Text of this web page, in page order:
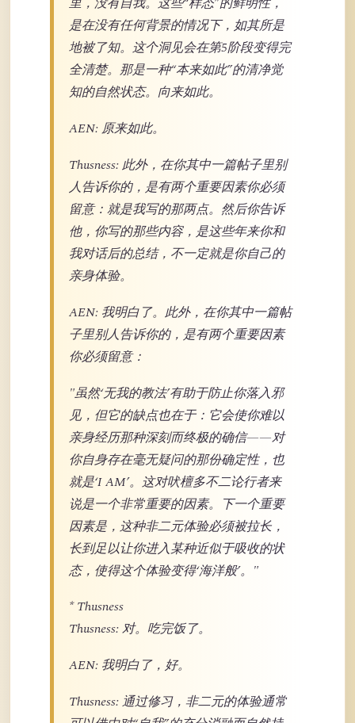
是在没有任何背景的情况下，如其所是
地被了知。这个洞见会在第5阶段变得完
全清楚。那是一种“本来如此”的清净觉
知的自然状态。向来如此。
AEN: 原来如此。
Thusness: 此外，在你其中一篇帖子里别
人告诉你的，是有两个重要因素你必须
留意：就是我写的那两点。然后你告诉
他，你写的那些内容，是这些年来你和
我对话后的总结，不一定就是你自己的
亲身体验。
AEN: 我明白了。此外，在你其中一篇帖
子里别人告诉你的，是有两个重要因素
你必须留意：
"虽然‘无我的教法’有助于防止你落入邪
见，但它的缺点也在于：它会使你难以
亲身经历那种深刻而终极的确信——对
你自身存在毫无疑问的那份确定性，也
就是‘I AM’。这对吠檀多不二论行者来
说是一个非常重要的因素。下一个重要
因素是，这种非二元体验必须被拉长，
长到足以让你进入某种近似于吸收的状
态，使得这个体验变得‘海洋般’。"
* Thusness
Thusness: 对。吃完饭了。
AEN: 我明白了，好。
Thusness: 通过修习，非二元的体验通常